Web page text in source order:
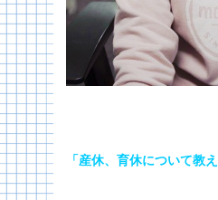
「産休、育休について教